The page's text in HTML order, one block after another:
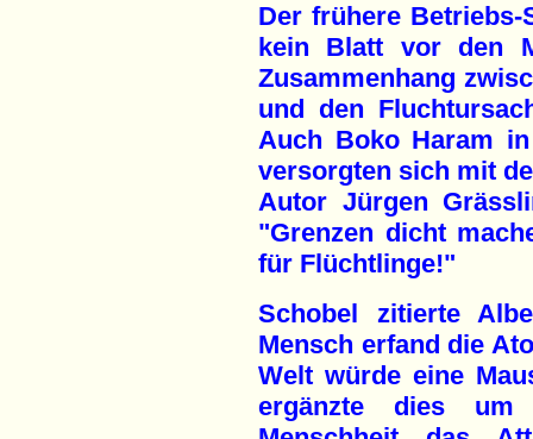
Der frühere Betriebs-
kein Blatt vor den
Zusammenhang
und den
Auch Boko Haram
versorgten sich mit
Autor Jürgen
"Grenzen dicht
für Flüchtlinge!"
Schobel zitierte
Mensch erfand die
Welt würde eine
ergänzte dies